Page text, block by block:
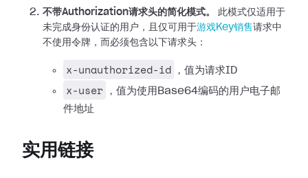
不带Authorization请求头的简化模式。
此模式仅适用于
未完成身份认证的用户，且仅可用于游戏Key销售请求中
不使用令牌，而必须包含以下请求头：
x-unauthorized-id ，值为请求ID
x-user
，值为使用Base64编码的用户电子邮
件地址
实用链接